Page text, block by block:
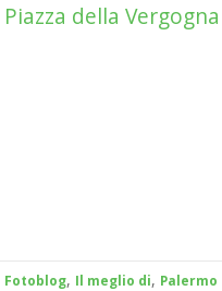
Piazza della Vergogna
Fotoblog, Il meglio di, Palermo